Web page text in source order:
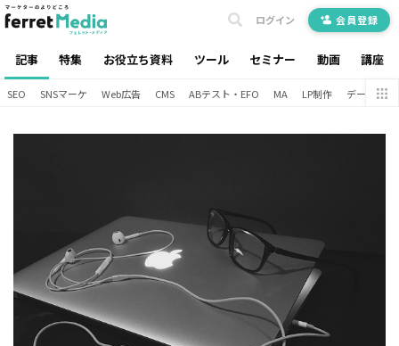
記事 特集 お役立ち資料 ツール セミナー 動画 講座
ログイン 会員登録
SEO SNSマーケ Web広告 CMS ABテスト・EFO MA LP制作 データ分析